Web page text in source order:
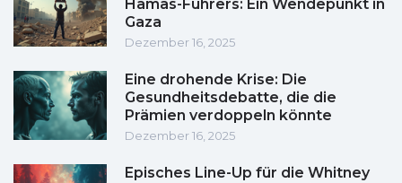
Hamas-Führers: Ein Wendepunkt in
Gaza
Dezember 16, 2025
Eine drohende Krise: Die
Gesundheitsdebatte, die die
Prämien verdoppeln könnte
Dezember 16, 2025
Episches Line-Up für die Whitney